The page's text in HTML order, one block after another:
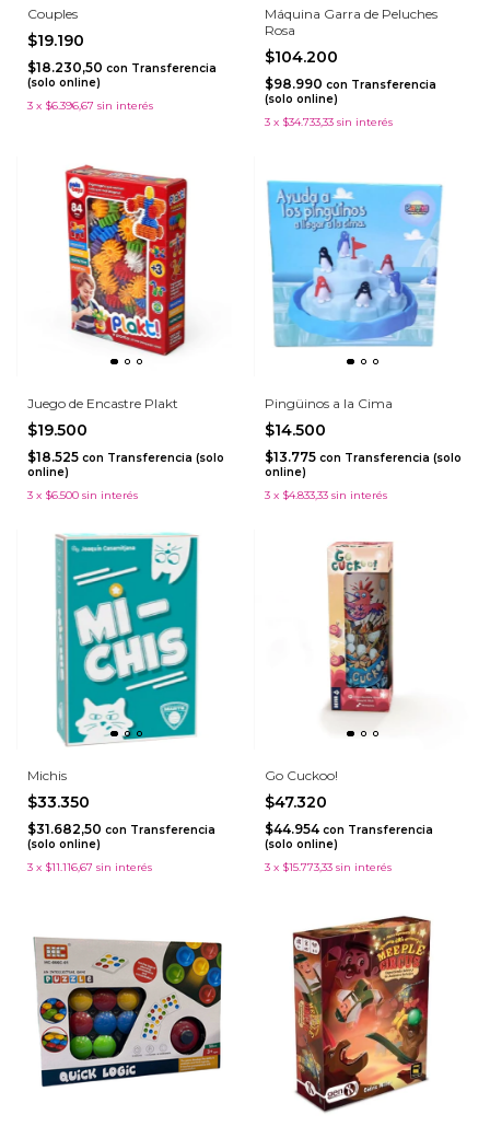
Couples
$19.190
$18.230,50 con Transferencia
(solo online)
3 x $6.396,67 sin interés
Máquina Garra de Peluches
Rosa
$104.200
$98.990 con Transferencia
(solo online)
3 x $34.733,33 sin interés
Juego de Encastre Plakt
$19.500
$18.525 con Transferencia (solo
online)
3 x $6.500 sin interés
Pingüinos a la Cima
$14.500
$13.775 con Transferencia (solo
online)
3 x $4.833,33 sin interés
Michis
$33.350
$31.682,50 con Transferencia
(solo online)
3 x $11.116,67 sin interés
Go Cuckoo!
$47.320
$44.954 con Transferencia
(solo online)
3 x $15.773,33 sin interés